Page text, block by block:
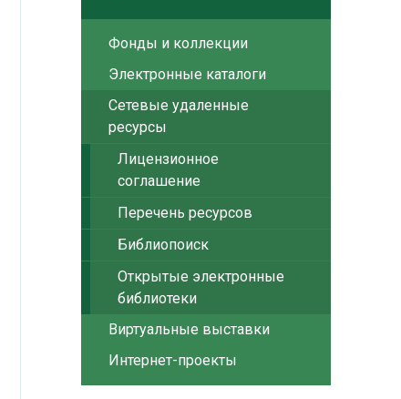
Фонды и коллекции
Электронные каталоги
Сетевые удаленные
ресурсы
Лицензионное
соглашение
Перечень ресурсов
Библиопоиск
Открытые электронные
библиотеки
Виртуальные выставки
Интернет-проекты